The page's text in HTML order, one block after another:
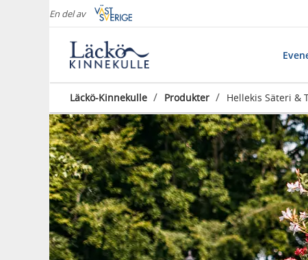
En del av
Läckö-Kinnekulle / Produkter / Hellekis Säteri &